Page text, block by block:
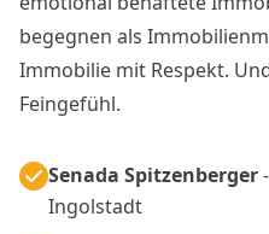
begegnen als
Immobilie mit Respekt.
Feingefühl.
Senada Spitzenberger
Ingolstadt